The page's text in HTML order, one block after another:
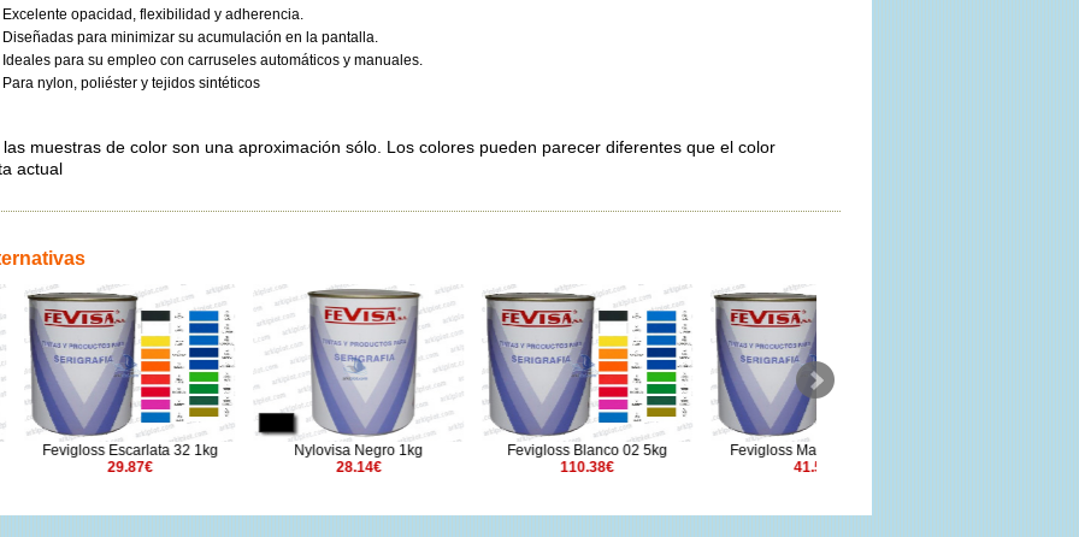
Excelente opacidad, flexibilidad y adherencia.
Diseñadas para minimizar su acumulación en la pantalla.
Ideales para su empleo con carruseles automáticos y manuales.
Para nylon, poliéster y tejidos sintéticos
las muestras de color son una aproximación sólo. Los colores pueden parecer diferentes que el color
actual
32 1kg
Nylovisa Negro 1kg
Fevigloss Blanco 02 5kg
Fevigloss Magenta 35 1kg